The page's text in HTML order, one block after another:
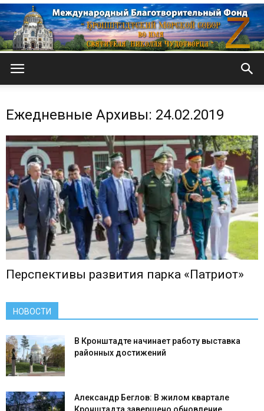
собор
Ежедневные Архивы: 24.02.2019
Перспективы развития парка «Патриот»
НОВОСТИ
В Кронштадте начинает работу выставка
районных достижений
Александр Беглов: В жилом квартале